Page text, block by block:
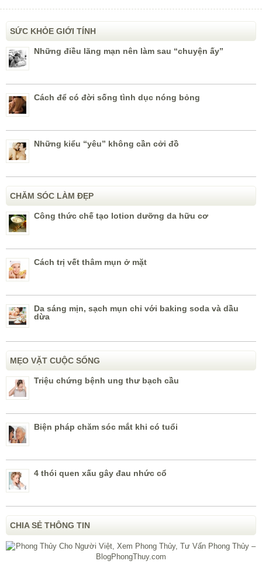
SỨC KHỎE GIỚI TÍNH
Những điều lãng mạn nên làm sau “chuyện ấy”
Cách để có đời sống tình dục nóng bỏng
Những kiểu “yêu” không cần cởi đồ
CHĂM SÓC LÀM ĐẸP
Công thức chế tạo lotion dưỡng da hữu cơ
Cách trị vết thâm mụn ở mặt
Da sáng mịn, sạch mụn chỉ với baking soda và dầu
dừa
MẸO VẶT CUỘC SỐNG
Triệu chứng bệnh ung thư bạch cầu
Biện pháp chăm sóc mắt khi có tuổi
4 thói quen xấu gây đau nhức cổ
CHIA SẺ THÔNG TIN